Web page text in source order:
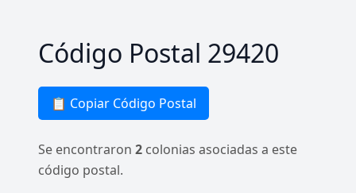
Código Postal 29420
📋 Copiar Código Postal
Se encontraron 2 colonias asociadas a este
código postal.